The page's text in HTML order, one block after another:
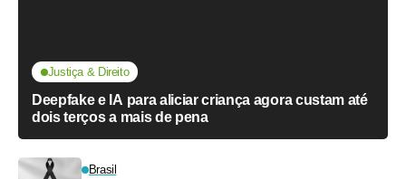
Justiça & Direito
Deepfake e IA para aliciar criança agora custam até
dois terços a mais de pena
Brasil